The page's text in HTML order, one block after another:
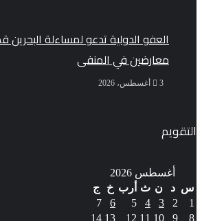
العفو الدولية تدعو لمساءلة البحرين
معارضين في المنفى
3 أغسطس، 2026
التقويم
أغسطس 2026
س
د ن ث أرب خ
ج
1
2
3
4
5
6
7
8
9
10
11
12
13
14